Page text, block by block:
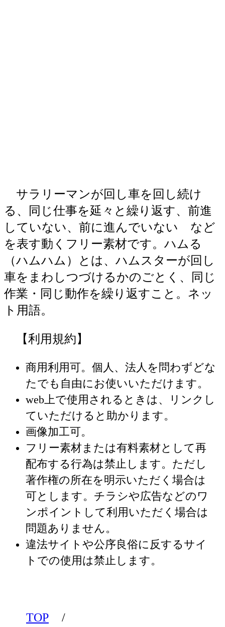
サラリーマンが回し車を回し続け
る、同じ仕事を延々と繰り返す、前進
していない、前に進んでいない など
を表す動くフリー素材です。ハムる
（ハムハム）とは、ハムスターが回し
車をまわしつづけるかのごとく、同じ
作業・同じ動作を繰り返すこと。ネッ
ト用語。
【利用規約】
商用利用可。個人、法人を問わずどな
たでも自由にお使いいただけます。
web上で使用されるときは、リンクし
ていただけると助かります。
画像加工可。
フリー素材または有料素材として再
配布する行為は禁止します。ただし
著作権の所在を明示いただく場合は
可とします。チラシや広告などのワ
ンポイントして利用いただく場合は
問題ありません。
違法サイトや公序良俗に反するサイ
トでの使用は禁止します。
TOP /